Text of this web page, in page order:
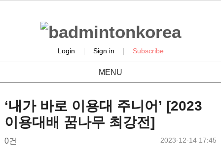
Login | Sign in | Subscribe
MENU
news
‘내가 바로 이용대 주니어’ [2023
이용대배 꿈나무 최강전]
작
배
댓
0건
작
2023-12-14 17:45